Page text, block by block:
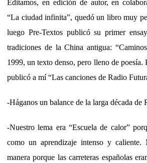
Editamos, en edición de autor, en
“La ciudad infinita”, quedó un libro muy
luego Pre-Textos publicó su primer
tradiciones de la China antigua:
1999, un texto denso, pero lleno de poesía.
publicó a mí “Las canciones de Radio
-Háganos un balance de la larga década de
-Nuestro lema era “Escuela de calor”
como un aprendizaje intenso y
manera porque las carreteras españolas